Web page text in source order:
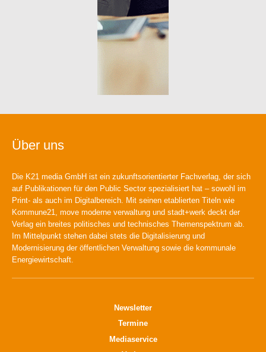
Über uns
Die K21 media GmbH ist ein zukunftsorientierter Fachverlag, der sich
auf Publikationen für den Public Sector spezialisiert hat – sowohl im
Print- als auch im Digitalbereich. Mit seinen etablierten Titeln wie
Kommune21, move moderne verwaltung und stadt+werk deckt der
Verlag ein breites politisches und technisches Themenspektrum ab.
Im Mittelpunkt stehen dabei stets die Digitalisierung und
Modernisierung der öffentlichen Verwaltung sowie die kommunale
Energiewirtschaft.
Newsletter
Termine
Mediaservice